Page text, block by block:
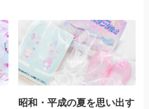
昭和・平成の夏を思い出す